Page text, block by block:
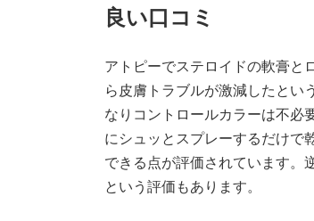
良い口コミ
アトピーでステロイドの軟膏と
ら皮膚トラブルが激減したとい
なりコントロールカラーは不必
にシュッとスプレーするだけで
できる点が評価されています。
という評価もあります。